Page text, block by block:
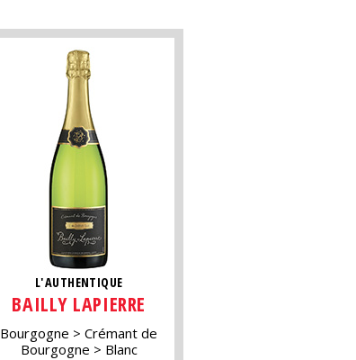
L'AUTHENTIQUE
BAILLY LAPIERRE
Bourgogne
Crémant de
Bourgogne
Blanc